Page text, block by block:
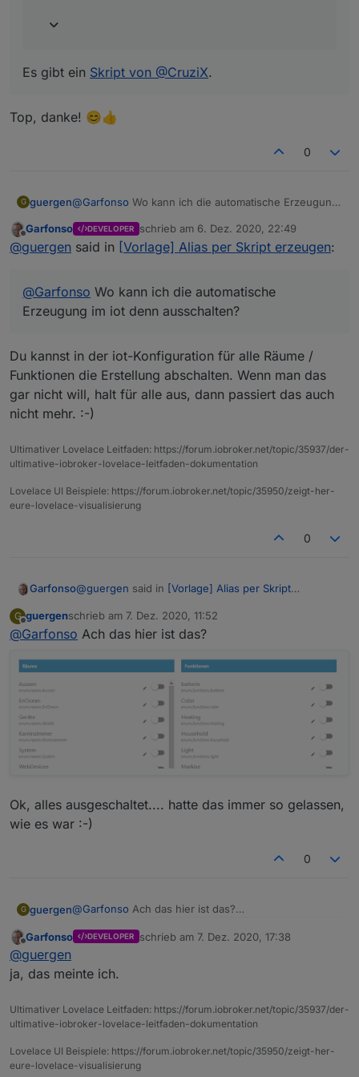
Es gibt ein Skript von @CruziX.
Top, danke! 😊👍
0
G guergen@Garfonso Wo kann ich die automatische Erzeugung
Garfonso DEVELOPER schrieb am 6. Dez. 2020, 22:49
zuletzt editiert von
@guergen said in [Vorlage] Alias per Skript erzeugen:
@Garfonso Wo kann ich die automatische
Erzeugung im iot denn ausschalten?
Du kannst in der iot-Konfiguration für alle Räume /
Funktionen die Erstellung abschalten. Wenn man das
gar nicht will, halt für alle aus, dann passiert das auch
nicht mehr. :-)
Ultimativer Lovelace Leitfaden: https://forum.iobroker.net/topic/35937/der-
ultimative-iobroker-lovelace-leitfaden-dokumentation
Lovelace UI Beispiele: https://forum.iobroker.net/topic/35950/zeigt-her-
eure-lovelace-visualisierung
0
Garfonso@guergen said in [Vorlage] Alias per Skript
@GarfonsoWo kann ich die automatische
Du kannst in der iot-Konfiguration für alle Räume /
Funktionen die Erstellung abschalten. Wenn man das
gar nicht will, halt für alle aus, dann passiert das
auch nicht mehr. :-)
G
Offline
guergenschrieb am 7. Dez. 2020, 11:52
zuletzt editiert von
@Garfonso Ach das hier ist das?
Ok, alles ausgeschaltet.... hatte das immer so gelassen,
wie es war :-)
0
G guergen@Garfonso Ach das hier ist das?
Ok, alles ausgeschaltet.... hatte das immer so
Garfonso DEVELOPER schrieb am 7. Dez. 2020, 17:38
zuletzt editiert von
@guergen
ja, das meinte ich.
Ultimativer Lovelace Leitfaden: https://forum.iobroker.net/topic/35937/der-
ultimative-iobroker-lovelace-leitfaden-dokumentation
Lovelace UI Beispiele: https://forum.iobroker.net/topic/35950/zeigt-her-
eure-lovelace-visualisierung